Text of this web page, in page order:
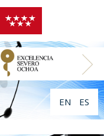
EN ES